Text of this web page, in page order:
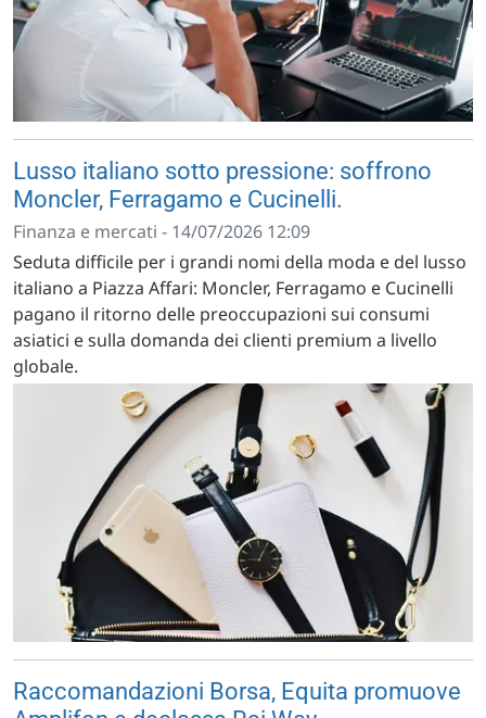
Lusso italiano sotto pressione: soffrono
Moncler, Ferragamo e Cucinelli.
Finanza e mercati - 14/07/2026 12:09
Seduta difficile per i grandi nomi della moda e del lusso
italiano a Piazza Affari: Moncler, Ferragamo e Cucinelli
pagano il ritorno delle preoccupazioni sui consumi
asiatici e sulla domanda dei clienti premium a livello
globale.
Raccomandazioni Borsa, Equita promuove